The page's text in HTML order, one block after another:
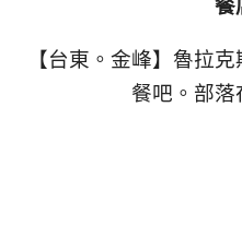
餐
【台東。金峰】魯拉
餐吧。部落